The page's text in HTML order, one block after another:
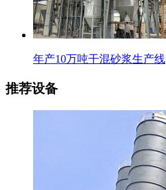
年产10万吨干混砂浆生产线
推荐设备